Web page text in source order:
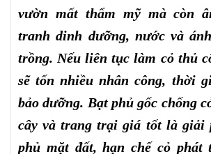
vườn mất thẩm mỹ mà còn
tranh dinh dưỡng, nước và
trồng. Nếu liên tục làm cỏ thủ
sẽ tốn nhiều nhân công, thời
bảo dưỡng. Bạt phủ gốc chống
cây và trang trại giá tốt là giải
phủ mặt đất, hạn chế cỏ